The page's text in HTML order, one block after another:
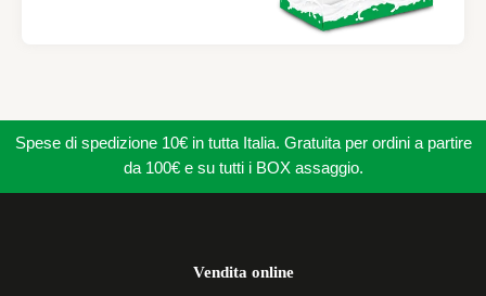
Spese di spedizione 10€ in tutta Italia. Gratuita per ordini a partire
da 100€ e su tutti i BOX assaggio.
Vendita online